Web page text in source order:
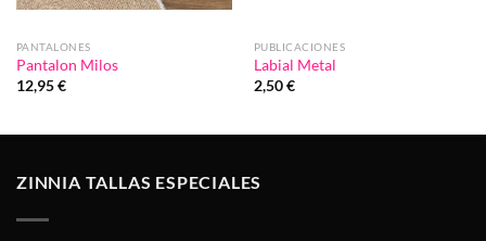
PANTALONES
Pantalon Milos
12,95€
PUBLICACIONES
Labial Metal
2,50€
ZINNIA TALLAS ESPECIALES